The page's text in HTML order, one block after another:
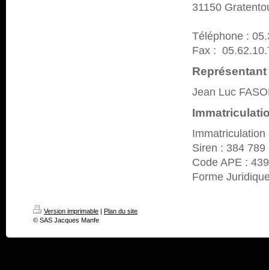
31150
Téléphone :
Fax :
Jean Luc
Immatriculation
Siren : 384
Code APE :
Forme
Version imprimable | Plan du site
© SAS Jacques Manfe